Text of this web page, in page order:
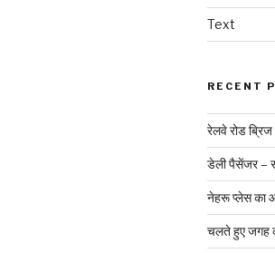
Text
RECENT
रेलवे रोड
डेली पैसेंजर –
नेहरू प्लेस का
चलते हुए जगह